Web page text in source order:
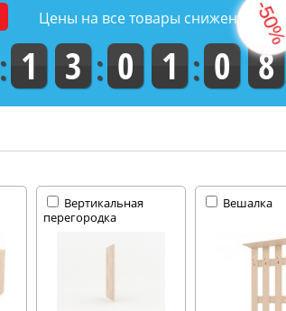
Цены на все товары снижены на
1 3 0 1 0 7
Вертикальная
перегородка
Вешалка